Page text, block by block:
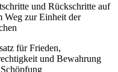
und Rückschritte auf
Weg zur Einheit der
für Frieden,
und Bewahrung